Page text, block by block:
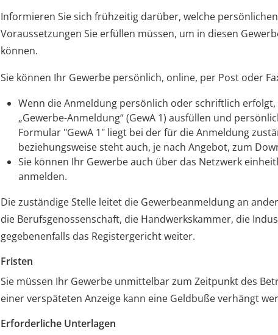
Informieren Sie sich frühzeitig darüber, welche
Voraussetzungen Sie erfüllen müssen, um in diesen
können.
Sie können Ihr Gewerbe persönlich, online, per Post oder
Wenn die Anmeldung persönlich oder schriftlich
„Gewerbe-Anmeldung“ (GewA 1) ausfüllen und
Formular "GewA 1" liegt bei der für die Anmeldung
beziehungsweise steht auch, je nach Angebot, zum
Sie können Ihr Gewerbe auch über das Netzwerk
anmelden.
Die zuständige Stelle leitet die Gewerbeanmeldung an
die Berufsgenossenschaft, die Handwerkskammer, die
gegebenenfalls das Registergericht weiter.
Fristen
Sie müssen Ihr Gewerbe unmittelbar zum Zeitpunkt des
einer verspäteten Anzeige kann eine Geldbuße verhängt
Erforderliche Unterlagen